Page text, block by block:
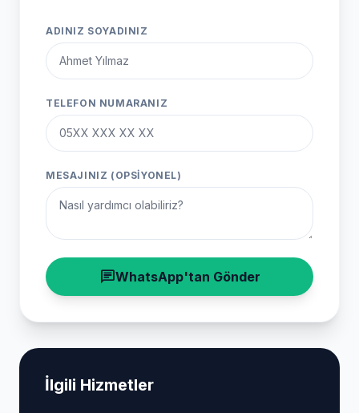
ADINIZ SOYADINIZ
TELEFON NUMARANIZ
MESAJINIZ (OPSIYONEL)
chatWhatsApp'tan Gönder
İlgili Hizmetler